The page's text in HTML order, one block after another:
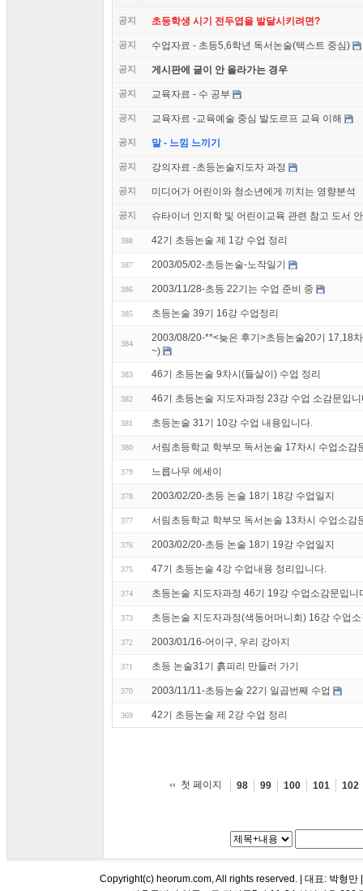
공지 초등학생 시기 전두엽을 발달시키려면?
공지 수업자료 - 초등5,6학년 독서논술(텍스트 중심)
공지 게시판에 글이 안 올라가는 경우
공지 교육자료 - 수 공부
공지 교육자료 -교육예술 중심 발도르프 교육 이해
공지 말 - 느낌 느끼기
공지 강의자료 -초등논술지도자 과정
공지 미디어가 어린이와 청소년에게 끼치는 영향분석
공지 슈타이너 인지학 및 어린이교육 관련 참고 도서
388 42기 초등논술 제 1강 수업 정리
387 2003/05/02-초등논술-노작일기
386 2003/11/28-초등 22기는 수업 준비 중
385 초등논술 39기 16강 수업정리
384
2003/08/20-**<늦은 후기>초등논술20기 17,18
~)
383 46기 초등논술 9차시(들살이) 수업 정리
382 46기 초등논술 지도자과정 23강 수업 소감문입니
381 초등논술 31기 10강 수업 내용입니다.
380 서림초등학교 학부모 독서논술 17차시 수업소감
379 느릅나무 에세이
378 2003/02/20-초등 논술 18기 18강 수업일지
377 서림초등학교 학부모 독서논술 13차시 수업소감
376 2003/02/20-초등 논술 18기 19강 수업일지
375 47기 초등논술 4강 수업내용 정리입니다.
374 초등논술 지도자과정 46기 19강 수업소감문입니
373 초등논술 지도자과정(색동어머니회) 16강 수업
372 2003/01/16-어이구, 우리 강아지
371 초등 논술31기 흙피리 만들러 가기
370 2003/11/11-초등논술 22기 일곱번째 수업
369 42기 초등논술 제 2강 수업 정리
첫 페이지 98 99 100 101 102
Copyright(c) heorum.com, All rights reserved. | 대표: 박형